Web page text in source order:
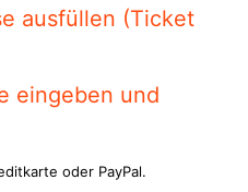
ausfüllen (Ticket
eingeben und
oder PayPal.